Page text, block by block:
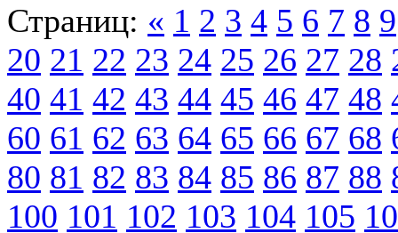
Страниц: « 1 2 3 4 5 6 7 8 9
20 21 22 23 24 25 26 27 28
40 41 42 43 44 45 46 47 48
60 61 62 63 64 65 66 67 68
80 81 82 83 84 85 86 87 88
100 101 102 103 104 105